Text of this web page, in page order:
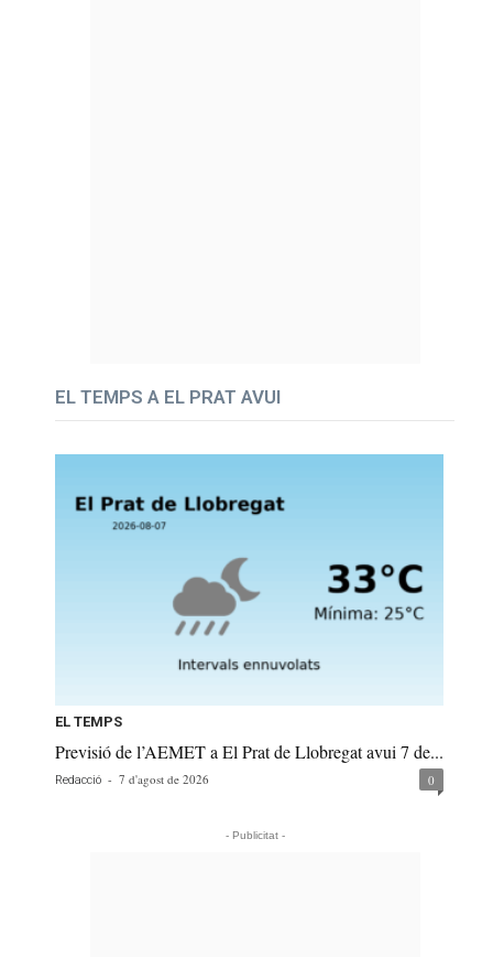
EL TEMPS A EL PRAT AVUI
EL TEMPS
Previsió de l’AEMET a El Prat de Llobregat avui 7 de...
Redacció - 7 d'agost de 2026 0
- Publicitat -